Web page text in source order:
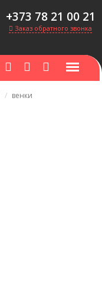
+373 78 21 00 21
Заказ обратного звонка
венки